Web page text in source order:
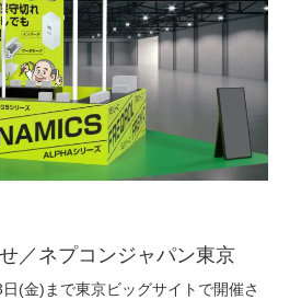
／ネプコンジャパン東京
(金)まで東京ビッグサイトで開催さ